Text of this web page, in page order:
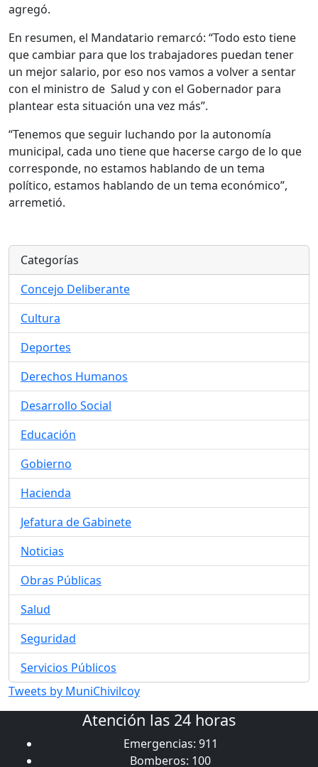
agregó.
En resumen, el Mandatario remarcó: “Todo esto tiene
que cambiar para que los trabajadores puedan tener
un mejor salario, por eso nos vamos a volver a sentar
con el ministro de Salud y con el Gobernador para
plantear esta situación una vez más”.
“Tenemos que seguir luchando por la autonomía
municipal, cada uno tiene que hacerse cargo de lo que
corresponde, no estamos hablando de un tema
político, estamos hablando de un tema económico”,
arremetió.
Categorías
Concejo Deliberante
Cultura
Deportes
Derechos Humanos
Desarrollo Social
Educación
Gobierno
Hacienda
Jefatura de Gabinete
Noticias
Obras Públicas
Salud
Seguridad
Servicios Públicos
Tweets by MuniChivilcoy
Atención las 24 horas
Emergencias: 911
Bomberos: 100